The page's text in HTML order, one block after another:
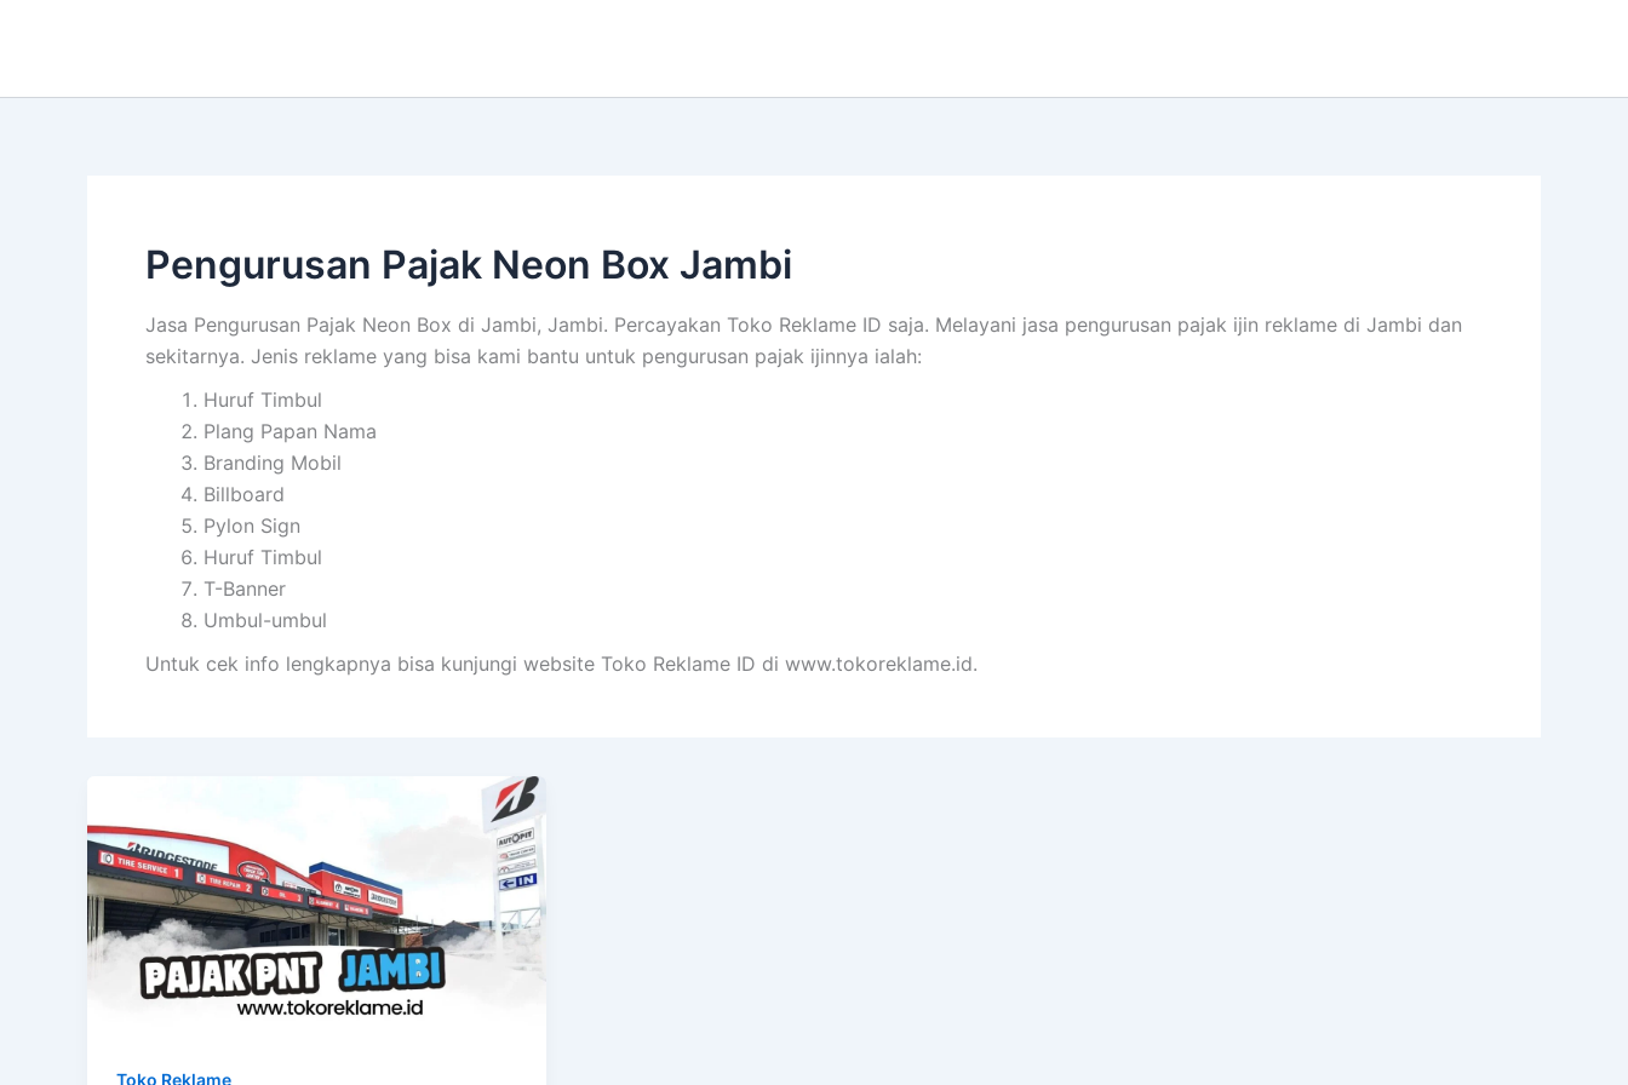
Pengurusan Pajak Neon Box Jambi
Jasa Pengurusan Pajak Neon Box di Jambi, Jambi. Percayakan Toko Reklame ID saja. Melayani jasa pengurusan pajak ijin reklame di Jambi dan
sekitarnya. Jenis reklame yang bisa kami bantu untuk pengurusan pajak ijinnya ialah:
Huruf Timbul
Plang Papan Nama
Branding Mobil
Billboard
Pylon Sign
Huruf Timbul
T-Banner
Umbul-umbul
Untuk cek info lengkapnya bisa kunjungi website Toko Reklame ID di www.tokoreklame.id.
Toko Reklame